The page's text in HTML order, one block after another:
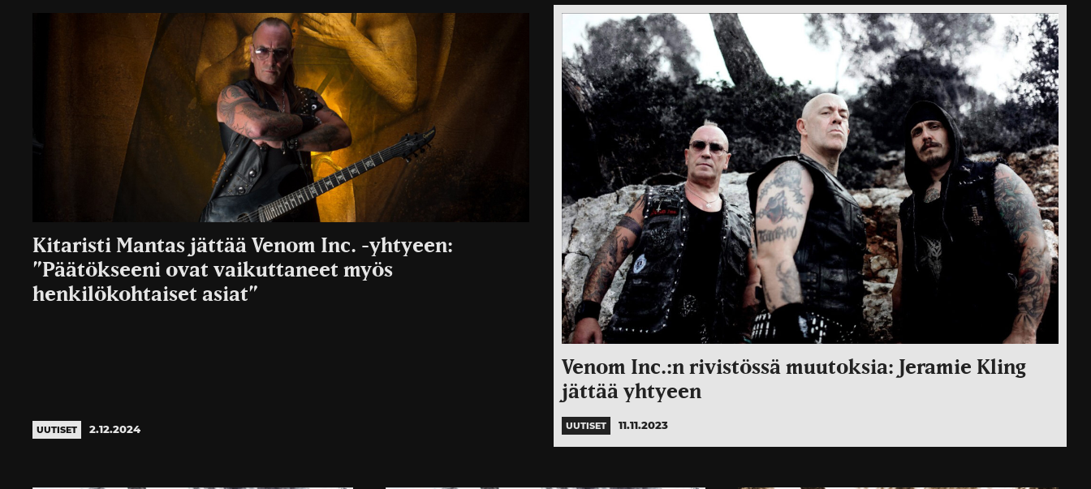
Kitaristi Mantas jättää Venom Inc. -yhtyeen:
”Päätökseeni ovat vaikuttaneet myös
henkilökohtaiset asiat”
UUTISET 2.12.2024
Venom Inc.:n rivistössä muutoksia: Jeramie Kling
jättää yhtyeen
UUTISET 11.11.2023